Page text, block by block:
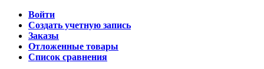
Войти
Создать учетную запись
Заказы
Отложенные товары
Список сравнения